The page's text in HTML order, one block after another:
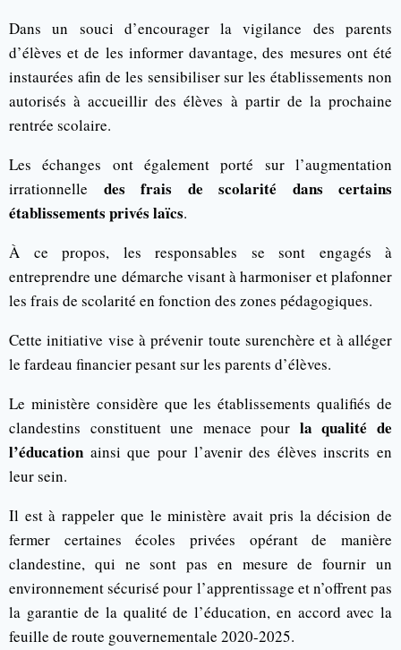
Dans un souci d’encourager la vigilance des parents
d’élèves et de les informer davantage, des mesures ont été
instaurées afin de les sensibiliser sur les établissements non
autorisés à accueillir des élèves à partir de la prochaine
rentrée scolaire.
Les échanges ont également porté sur l’augmentation
irrationnelle des frais de
scolarité dans certains
établissements privés laïcs.
À ce propos, les responsables se sont engagés à
entreprendre une démarche visant à harmoniser et plafonner
les frais de scolarité en fonction des zones pédagogiques.
Cette initiative vise à prévenir toute surenchère et à alléger
le fardeau financier pesant sur les parents d’élèves.
Le ministère considère que les établissements qualifiés de
clandestins constituent une menace pour la qualité de
l’éducation ainsi que pour l’avenir des élèves inscrits en
leur sein.
Il est à rappeler que le ministère avait pris la décision de
fermer certaines écoles privées opérant de manière
clandestine, qui ne sont pas en mesure de fournir un
environnement sécurisé pour l’apprentissage et n’offrent pas
la garantie de la qualité de l’éducation, en accord avec la
feuille de route gouvernementale 2020-2025.